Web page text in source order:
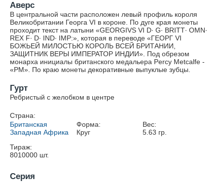
Аверс
В центральной части расположен левый профиль короля
Великобритании Георга VI в короне. По дуге края монеты
проходит текст на латыни «GEORGIVS VI D∙ G∙ BRITT∙ OMN∙
REX F∙ D∙ IND∙ IMP:», которая в переводе «ГЕОРГ VI
БОЖЬЕЙ МИЛОСТЬЮ КОРОЛЬ ВСЕЙ БРИТАНИИ,
ЗАЩИТНИК ВЕРЫ ИМПЕРАТОР ИНДИИ». Под обрезом
монарха инициалы британского медальера Percy Metcalfe -
«PM». По краю монеты декоративные выпуклые зубцы.
Гурт
Ребристый с желобком в центре
Страна:
Британская
Западная Африка
Форма:
Круг
Вес:
5.63 гр.
Тираж:
8010000 шт.
Серия